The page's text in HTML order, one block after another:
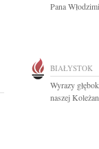
Pana
BIAŁYSTOK
Wyrazy
naszej